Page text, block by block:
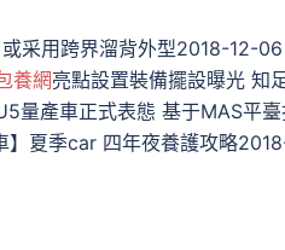
采用跨界溜背外型2018-12-
養網亮點設置裝備擺設曝光 知
量產車正式表態 基于MAS平
】夏季car 四年夜養護攻略